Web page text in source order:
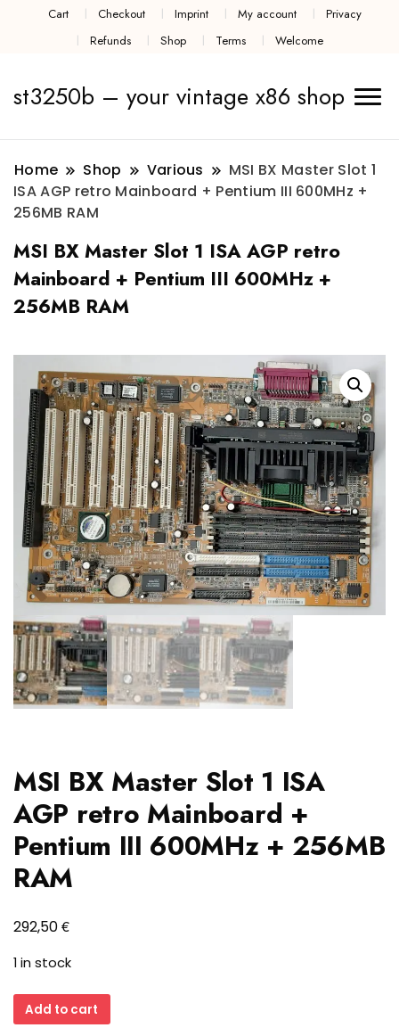
Cart Checkout Imprint My account
Privacy
Refunds
Shop Terms Welcome
st3250b – your vintage x86 shop
Home Shop Various
MSI BX Master Slot 1
ISA AGP retro Mainboard + Pentium III 600MHz +
256MB RAM
MSI BX Master Slot 1 ISA AGP retro
Mainboard + Pentium III 600MHz +
256MB RAM
MSI BX Master Slot 1 ISA
AGP retro Mainboard +
Pentium III 600MHz + 256MB
RAM
292,50€
1 in stock
MSI
BX
Add to cart